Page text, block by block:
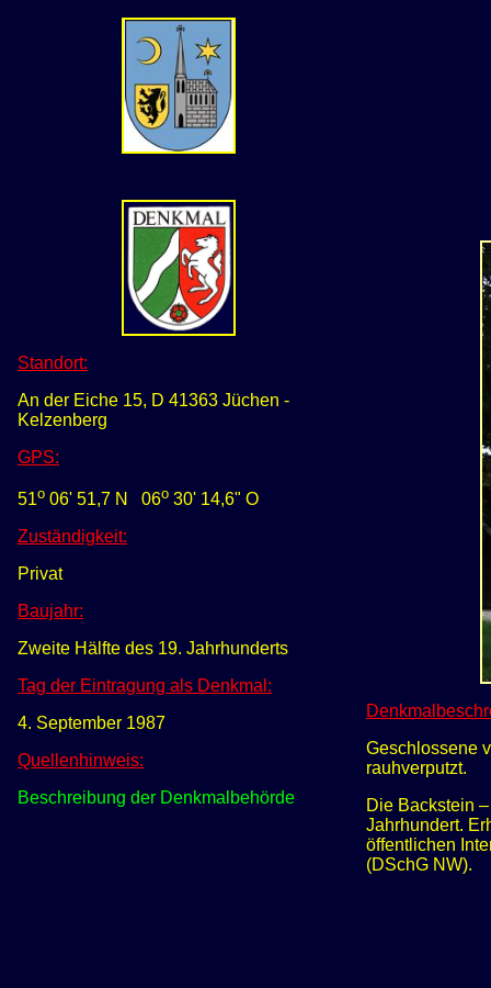
Standort:
An der Eiche 15, D 41363 Jüchen -
Kelzenberg
GPS:
51o 06' 51,7 N 06o 30' 14,6" O
Zuständigkeit:
Privat
Baujahr:
Zweite Hälfte des 19. Jahrhunderts
Tag der Eintragung als Denkmal:
4. September 1987
Quellenhinweis:
Beschreibung der Denkmalbehörde
Geschlossene
rauhverputzt.
Die Backstein
Jahrhundert.
öffentlichen
(DSchG NW).